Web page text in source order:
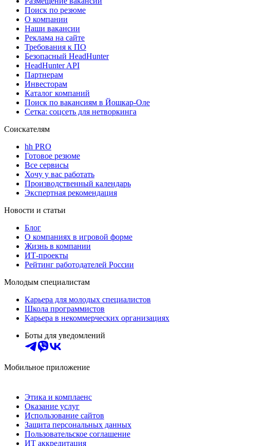
Поиск по резюме
О компании
Наши вакансии
Реклама на сайте
Требования к ПО
Безопасный HeadHunter
HeadHunter API
Партнерам
Инвесторам
Каталог компаний
Поиск по вакансиям в Йошкар-Оле
Сетка: соцсеть для нетворкинга
Соискателям
hh PRO
Готовое резюме
Все сервисы
Хочу у вас работать
Производственный календарь
Экспертная рекомендация
Новости и статьи
Блог
О компаниях в игровой форме
Жизнь в компании
ИТ-проекты
Рейтинг работодателей России
Молодым специалистам
Карьера для молодых специалистов
Школа программистов
Карьера в некоммерческих организациях
Боты для уведомлений
Мобильное приложение
Этика и комплаенс
Оказание услуг
Использование сайтов
Защита персональных данных
Пользовательское соглашение
ИТ аккредитация